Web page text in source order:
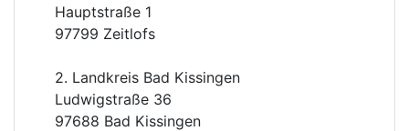
Hauptstraße 1
97799 Zeitlofs
2. Landkreis Bad Kissingen
Ludwigstraße 36
97688 Bad Kissingen